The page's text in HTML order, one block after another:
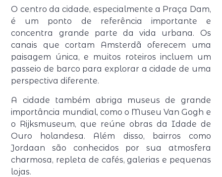
O centro da cidade, especialmente a Praça Dam,
é um ponto de referência importante e
concentra grande parte da vida urbana. Os
canais que cortam Amsterdã oferecem uma
paisagem única, e muitos roteiros incluem um
passeio de barco para explorar a cidade de uma
perspectiva diferente.
A cidade também abriga museus de grande
importância mundial, como o Museu Van Gogh e
o Rijksmuseum, que reúne obras da Idade de
Ouro holandesa. Além disso, bairros como
Jordaan são conhecidos por sua atmosfera
charmosa, repleta de cafés, galerias e pequenas
lojas.